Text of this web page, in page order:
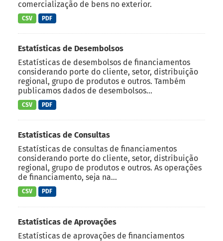
comercialização de bens no exterior.
CSV PDF
Estatísticas de Desembolsos
Estatísticas de desembolsos de financiamentos
considerando porte do cliente, setor, distribuição
regional, grupo de produtos e outros. Também
publicamos dados de desembolsos...
CSV PDF
Estatísticas de Consultas
Estatísticas de consultas de financiamentos
considerando porte do cliente, setor, distribuição
regional, grupo de produtos e outros. As operações
de financiamento, seja na...
CSV PDF
Estatísticas de Aprovações
Estatísticas de aprovações de financiamentos